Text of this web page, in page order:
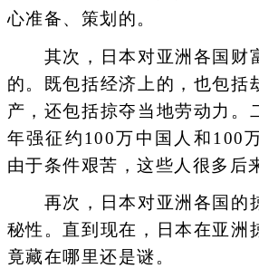
心准备、策划的。
其次，日本对亚洲各国财
的。既包括经济上的，也包括
产，还包括掠夺当地劳动力。
年强征约100万中国人和100
由于条件艰苦，这些人很多后
再次，日本对亚洲各国的
秘性。直到现在，日本在亚洲
竟藏在哪里还是谜。